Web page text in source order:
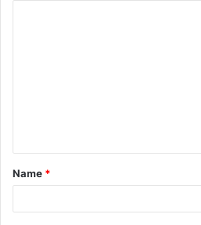
t
*
Name *